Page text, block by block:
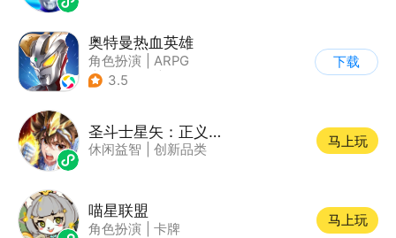
奥特曼热血英雄
角色扮演
ARPG
| 动漫改编
3.5
下载
圣斗士星矢：正义传说
休闲益智 创新品类
马上玩
喵星联盟
角色扮演 卡牌
马上玩